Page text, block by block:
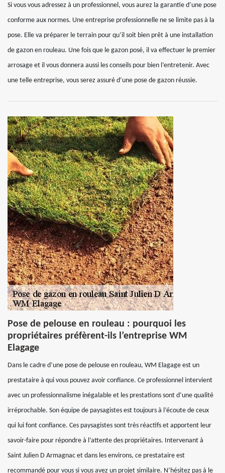
Si vous vous adressez à un professionnel, vous aurez la garantie d’une pose
conforme aux normes. Une entreprise professionnelle ne se limite pas à la
pose. Elle va préparer le terrain pour qu’il soit bien prêt à une installation
de gazon en rouleau. Une fois que le gazon posé, il va effectuer le premier
arrosage et il vous donnera aussi les conseils pour bien l’entretenir. Avec
une telle entreprise, vous serez assuré d’une pose de gazon réussie.
Pose de pelouse en rouleau : pourquoi les
propriétaires préfèrent-ils l’entreprise WM
Elagage
Dans le cadre d’une pose de pelouse en rouleau, WM Elagage est un
prestataire à qui vous pouvez avoir confiance. Ce professionnel intervient
avec un professionnalisme inégalable et les prestations sont d’une qualité
irréprochable. Son équipe de paysagistes est toujours à l’écoute de ceux
qui lui font confiance. Ces paysagistes sont très réactifs et apportent leur
savoir-faire pour répondre à l’attente des propriétaires. Intervenant à
Saint Julien D Armagnac et dans les environs, ce prestataire est
recommandé pour vous si vous avez un projet similaire. N’hésitez pas à le